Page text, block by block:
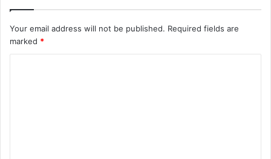
Your email address will not be published. Required fields are
marked *